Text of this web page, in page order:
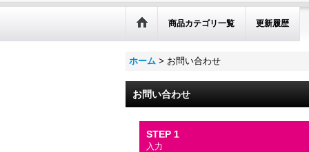
商品カテゴリ一覧 更新履歴
ホーム > お問い合わせ
お問い合わせ
STEP 1
入力